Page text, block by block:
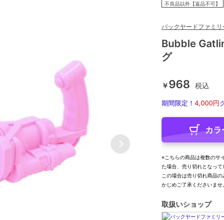
不良品以外【返品不可】
バックヤードファミリ
Bubble
グ
￥968 税込
期間限定！ 4,000円
カラ
※こちらの商品は複数のサ
た場合、売り切れとなって
この場合は売り切れ商品
かじめご了承くださいませ。
取扱いショップ